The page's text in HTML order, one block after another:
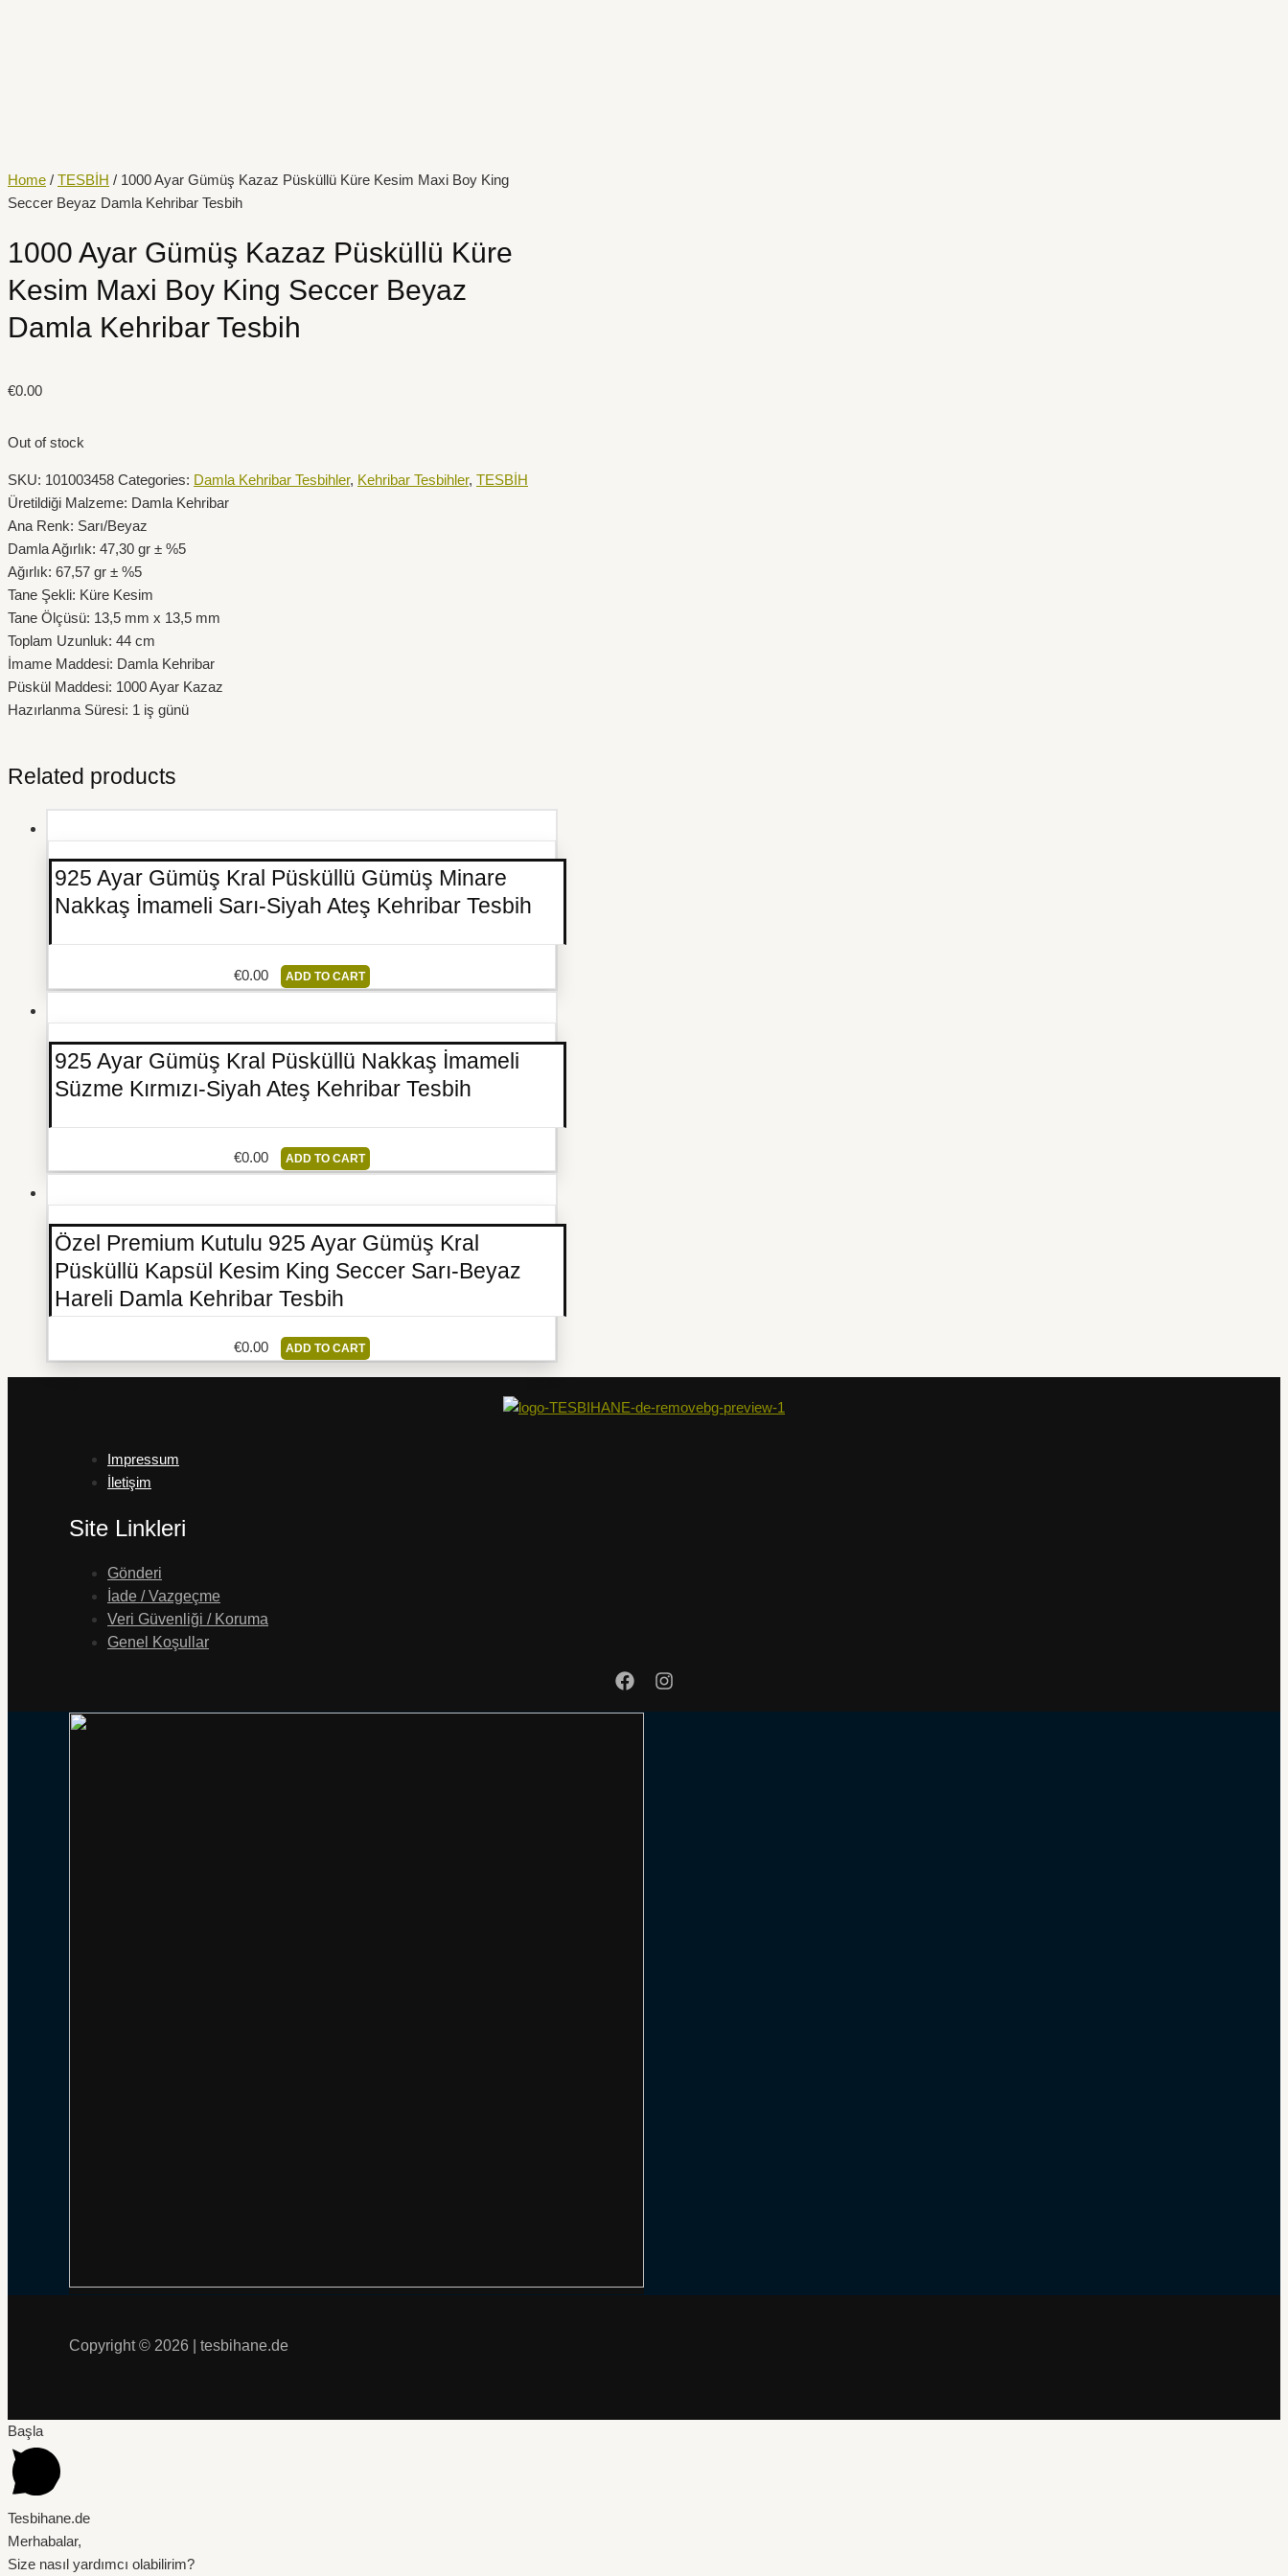
Home / TESBİH / 1000 Ayar Gümüş Kazaz Püsküllü Küre Kesim Maxi Boy King
Seccer Beyaz Damla Kehribar Tesbih
1000 Ayar Gümüş Kazaz Püsküllü Küre
Kesim Maxi Boy King Seccer Beyaz
Damla Kehribar Tesbih
€0.00
Out of stock
SKU: 101003458 Categories: Damla Kehribar Tesbihler, Kehribar Tesbihler, TESBİH
Üretildiği Malzeme: Damla Kehribar
Ana Renk: Sarı/Beyaz
Damla Ağırlık: 47,30 gr ± %5
Ağırlık: 67,57 gr ± %5
Tane Şekli: Küre Kesim
Tane Ölçüsü: 13,5 mm x 13,5 mm
Toplam Uzunluk: 44 cm
İmame Maddesi: Damla Kehribar
Püskül Maddesi: 1000 Ayar Kazaz
Hazırlanma Süresi: 1 iş günü
Related products
925 Ayar Gümüş Kral Püsküllü Gümüş Minare
Nakkaş İmameli Sarı-Siyah Ateş Kehribar Tesbih
€0.00 ADD TO CART
925 Ayar Gümüş Kral Püsküllü Nakkaş İmameli
Süzme Kırmızı-Siyah Ateş Kehribar Tesbih
€0.00 ADD TO CART
Özel Premium Kutulu 925 Ayar Gümüş Kral
Püsküllü Kapsül Kesim King Seccer Sarı-Beyaz
Hareli Damla Kehribar Tesbih
€0.00 ADD TO CART
Impressum
İletişim
Site Linkleri
Gönderi
İade / Vazgeçme
Veri Güvenliği / Koruma
Genel Koşullar
Copyright © 2026 | tesbihane.de
Başla
Tesbihane.de
Merhabalar,
Size nasıl yardımcı olabilirim?